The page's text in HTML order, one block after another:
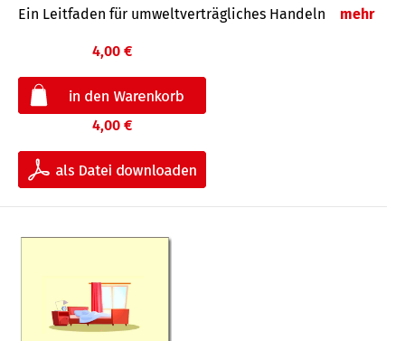
Ein Leitfaden für um­welt­ver­träg­liches Han­deln mehr
4,00 €
4,00 €